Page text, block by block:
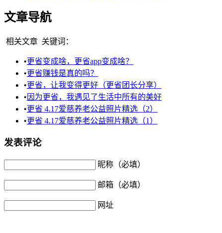
文章导航
相关文章 关键词：
•更省变成啥，更省app变成啥？
•更省赚钱是真的吗？
•更省，让我变得更好（更省团长分享）
• 因为更省，我遇见了生活中所有的美好
•更省 4.17爱慈养老公益照片精选（2）
•更省 4.17爱慈养老公益照片精选（1）
发表评论
昵称（必填）
邮箱（必填）
网址